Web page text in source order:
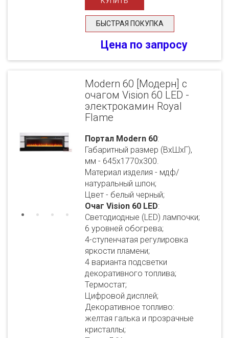
БЫСТРАЯ ПОКУПКА
Цена по запросу
Modern 60 [Модерн] с
очагом Vision 60 LED -
электрокамин Royal
Flame
Портал Modern 60:
Габаритный размер (ВхШхГ),
мм - 645х1770х300.
Материал изделия - мдф/
натуральный шпон;
Цвет - белый черный;
Очаг Vision 60 LED:
Светодиодные (LED) лампочки;
6 уровней обогрева;
4-ступенчатая регулировка
яркости пламени;
4 варианта подсветки
декоративного топлива;
Термостат;
Цифровой дисплей;
Декоративное топливо:
желтая галька и прозрачные
кристаллы;